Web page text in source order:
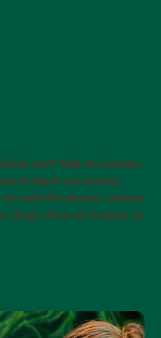
bort! Välj ett datum,
ta hand om resten.
er redo för skratt, rörelse
långt efter att kalaset är